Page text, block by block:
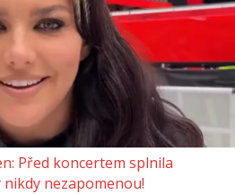
Před koncertem splnila
nezapomenou!